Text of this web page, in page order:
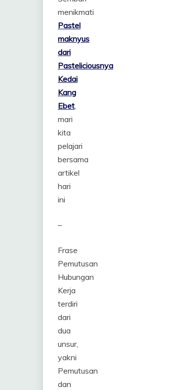
menikmati
Pastel
maknyus
dari
Pasteliciousnya
Kedai
Kang
Ebet,
mari
kita
pelajari
bersama
artikel
hari
ini
–
Frase
Pemutusan
Hubungan
Kerja
terdiri
dari
dua
unsur,
yakni
Pemutusan
dan